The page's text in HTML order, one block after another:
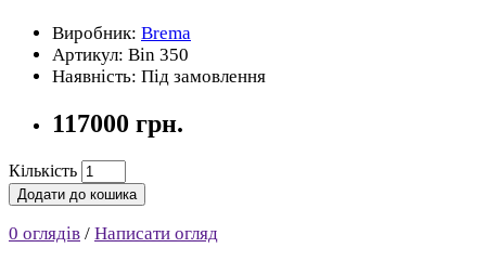
Виробник: Brema
Артикул: Bin 350
Наявність: Під замовлення
117000 грн.
Кількість
Додати до кошика
0 оглядів / Написати огляд